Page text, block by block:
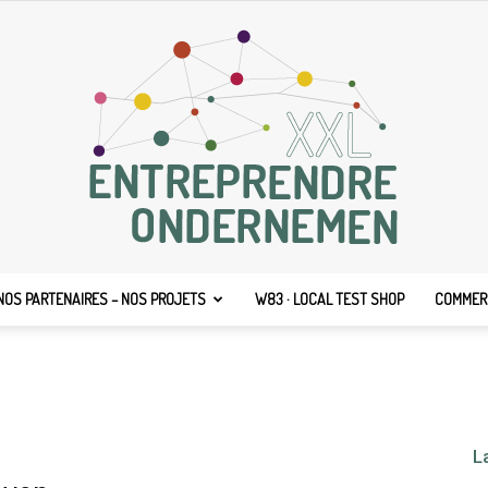
PARTENAIRES – NOS PROJETS W83 · LOCAL TEST SHOP